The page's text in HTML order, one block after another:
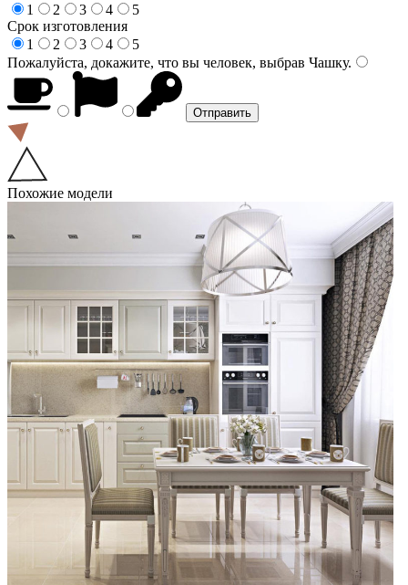
1
2 3 4
5
Срок изготовления
1
2 3 4
5
Пожалуйста, докажите, что вы человек, выбрав Чашку.
Похожие модели